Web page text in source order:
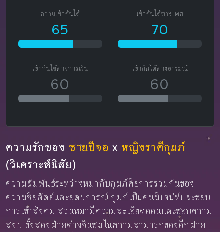
ความเข้ากันได้
65
เข้ากันได้ทางเพศ
70
เข้ากันได้ทางการเงิน
60
เข้ากันได้ทางอารมณ์
60
ความรักของ ชายปีจอ x หญิงราศีกุมภ์
(วิเคราะห์นิสัย)
ความสัมพันธ์ระหว่างหมากับกุมภ์คือการรวมกันของ
ความซื่อสัตย์และอุดมการณ์ กุมภ์เป็นคนมีเสน่ห์และชอบ
การเข้าสังคม ส่วนหมามีความละเอียดอ่อนและชอบความ
สงบ ทั้งสองฝ่ายต่างชื่นชมในความสามารถของอีกฝ่าย